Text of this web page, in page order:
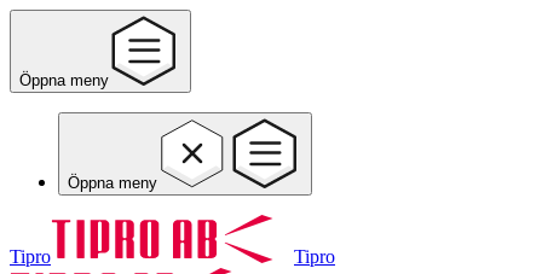
Öppna meny
Öppna meny
Tipro Tipro